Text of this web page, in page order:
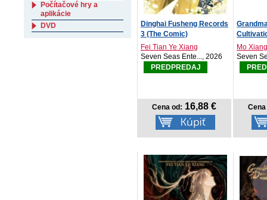
Dinghai Fusheng Records
3 (The Comic)
Fei Tian Ye Xiang
Seven Seas Ente..., 2026
PREDPREDAJ
Cena od: 16,88 €
Mo
Seven
Počítačové hry a
aplikácie
DVD